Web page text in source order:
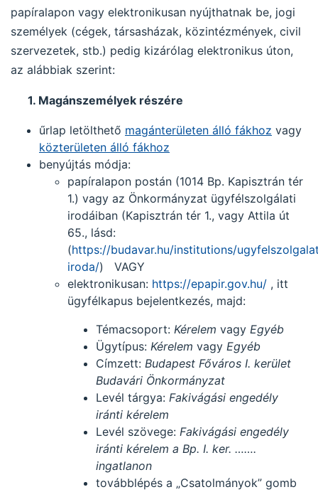
papíralapon vagy elektronikusan nyújthatnak be, jogi
személyek (cégek, társasházak, közintézmények, civil
szervezetek, stb.) pedig kizárólag elektronikus úton,
az alábbiak szerint:
1. Magánszemélyek részére
űrlap letölthető magánterületen álló fákhoz vagy
közterületen álló fákhoz
benyújtás módja:
papíralapon postán (1014 Bp. Kapisztrán tér
1.) vagy az Önkormányzat ügyfélszolgálati
irodáiban (Kapisztrán tér 1., vagy Attila út
65., lásd:
(https://budavar.hu/institutions/
iroda/) VAGY
elektronikusan: https://epapir.gov.hu/ , itt
ügyfélkapus bejelentkezés, majd:
Témacsoport: Kérelem vagy Egyéb
Ügytípus: Kérelem vagy Egyéb
Címzett: Budapest Főváros I. kerület
Budavári Önkormányzat
Levél tárgya: Fakivágási engedély
iránti kérelem
Levél szövege: Fakivágási engedély
iránti kérelem a Bp. I. ker. …….
ingatlanon
továbblépés a „Csatolmányok” gomb